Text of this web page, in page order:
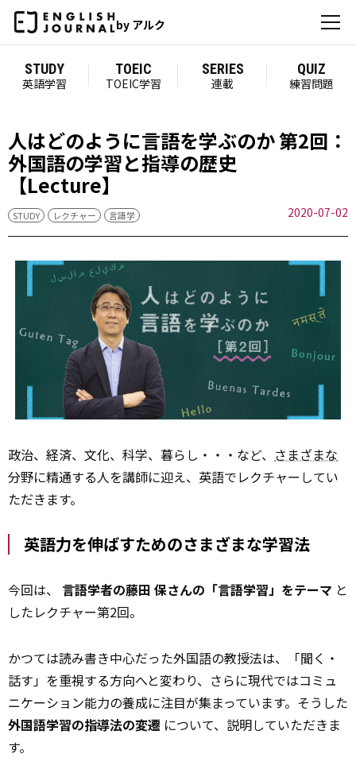
by アルク
STUDY
英語学習
TOEIC
TOEIC学習
SERIES
連載
QUIZ
練習問題
人はどのように言語を学ぶのか 第2回：
外国語の学習と指導の歴史
【Lecture】
STUDY レクチャー 言語学 2020-07-02
政治、経済、文化、科学、暮らし・・・など、 さまざまな
分野に精通する人を講師に迎え、英語でレクチャーしてい
ただきます。
英語力を伸ばすためのさまざまな学習法
今回は、 言語学者の藤田 保さんの「言語学習」をテーマ と
したレクチャー第2回。
かつては読み書き中心だった外国語の教授法は、「聞く・
話す」を重視する方向へと変わり、さらに現代ではコミュ
ニケーション能力の養成に注目が集まっています。そうした
外国語学習の指導法の変遷 について、説明していただきま
す。